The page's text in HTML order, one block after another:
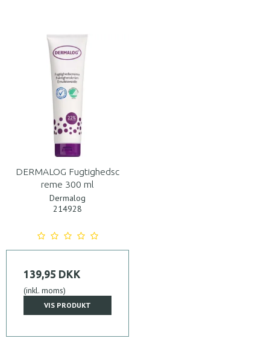
DERMALOG Fugtighedsc
reme 300 ml
Dermalog
214928
139,95 DKK
(inkl. moms)
VIS PRODUKT